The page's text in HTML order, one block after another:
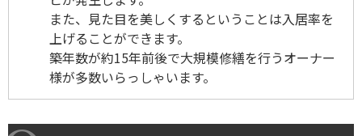
また、見た目を美しくするということは入居率を
上げることができます。
築年数が約15年前後で大規模修繕を行うオーナー
様が多数いらっしゃいます。